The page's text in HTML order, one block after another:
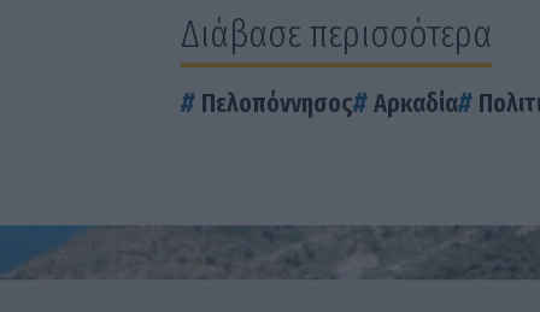
Διάβασε περισσότερα
Πελοπόννησος Αρκαδία